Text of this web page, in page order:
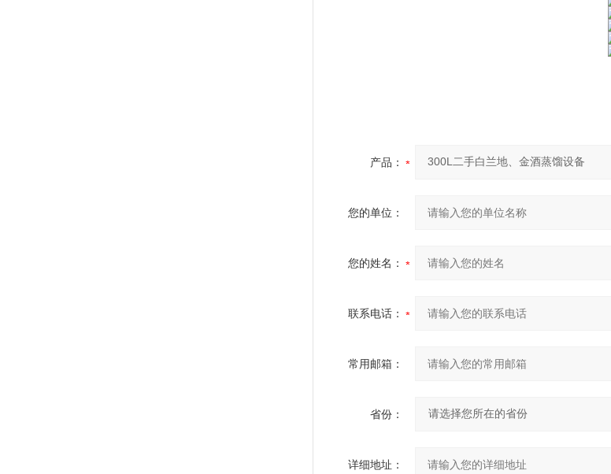
产品：
您的单位：
您的姓名：
联系电话：
常用邮箱：
省份：
详细地址：